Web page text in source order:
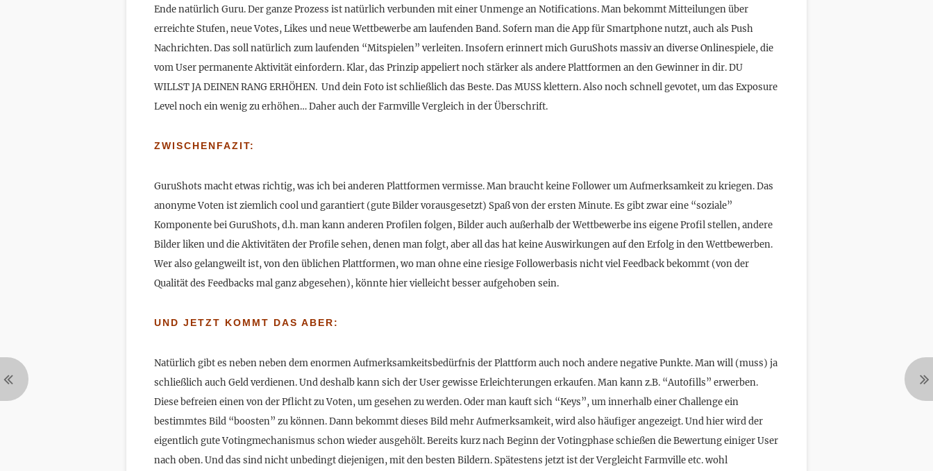
Ende natürlich Guru. Der ganze Prozess ist natürlich verbunden mit einer Unmenge an Notifications. Man bekommt Mitteilungen über
erreichte Stufen, neue Votes, Likes und neue Wettbewerbe am laufenden Band. Sofern man die App für Smartphone nutzt, auch als Push
Nachrichten. Das soll natürlich zum laufenden “Mitspielen” verleiten. Insofern erinnert mich GuruShots massiv an diverse Onlinespiele, die
vom User permanente Aktivität einfordern. Klar, das Prinzip appeliert noch stärker als andere Plattformen an den Gewinner in dir. DU
WILLST JA DEINEN RANG ERHÖHEN. Und dein Foto ist schließlich das Beste. Das MUSS klettern. Also noch schnell gevotet, um das Exposure
Level noch ein wenig zu erhöhen… Daher auch der Farmville Vergleich in der Überschrift.
ZWISCHENFAZIT:
GuruShots macht etwas richtig, was ich bei anderen Plattformen vermisse. Man braucht keine Follower um Aufmerksamkeit zu kriegen. Das
anonyme Voten ist ziemlich cool und garantiert (gute Bilder vorausgesetzt) Spaß von der ersten Minute. Es gibt zwar eine “soziale”
Komponente bei GuruShots, d.h. man kann anderen Profilen folgen, Bilder auch außerhalb der Wettbewerbe ins eigene Profil stellen, andere
Bilder liken und die Aktivitäten der Profile sehen, denen man folgt, aber all das hat keine Auswirkungen auf den Erfolg in den Wettbewerben.
Wer also gelangweilt ist, von den üblichen Plattformen, wo man ohne eine riesige Followerbasis nicht viel Feedback bekommt (von der
Qualität des Feedbacks mal ganz abgesehen), könnte hier vielleicht besser aufgehoben sein.
UND JETZT KOMMT DAS ABER:
Natürlich gibt es neben neben dem enormen Aufmerksamkeitsbedürfnis der Plattform auch noch andere negative Punkte. Man will (muss) ja
schließlich auch Geld verdienen. Und deshalb kann sich der User gewisse Erleichterungen erkaufen. Man kann z.B. “Autofills” erwerben.
Diese befreien einen von der Pflicht zu Voten, um gesehen zu werden. Oder man kauft sich “Keys”, um innerhalb einer Challenge ein
bestimmtes Bild “boosten” zu können. Dann bekommt dieses Bild mehr Aufmerksamkeit, wird also häufiger angezeigt. Und hier wird der
eigentlich gute Votingmechanismus schon wieder ausgehölt. Bereits kurz nach Beginn der Votingphase schießen die Bewertung einiger User
nach oben. Und das sind nicht unbedingt diejenigen, mit den besten Bildern. Spätestens jetzt ist der Vergleicht Farmville etc. wohl